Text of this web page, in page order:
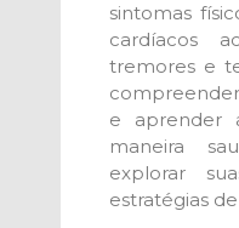
sintomas
cardíacos
tremores e
e aprender
maneira
explorar
estratégias